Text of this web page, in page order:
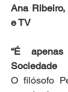
Ana
e TV
“É
Sociedade
O filósofo